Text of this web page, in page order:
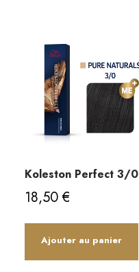
Koleston Perfect 3/0
18,50€
Ajouter au panier